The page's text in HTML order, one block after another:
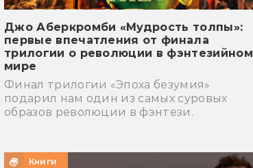
Джо Аберкромби «Мудрость толпы»:
первые впечатления от финала
трилогии о революции в фэнтезийном
мире
Финал трилогии «Эпоха безумия»
подарил нам один из самых суровых
образов революции в фэнтези.
Книги